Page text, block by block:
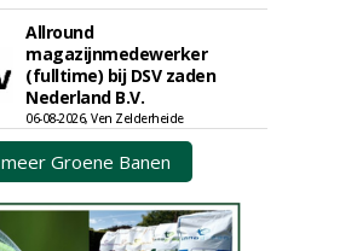
Allround
magazijnmedewerker
(fulltime) bij DSV zaden
Nederland B.V.
06-08-2026, Ven Zelderheide
meer Groene Banen